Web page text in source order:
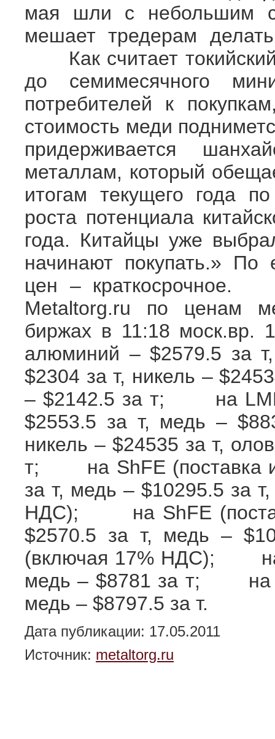
мая шли с небольшим
мешает тредерам
Как считает
до семимесячного
потребителей к
стоимость меди
придерживается
металлам, который
итогам текущего года
роста потенциала
года. Китайцы уже
начинают покупать.»
цен –
Metaltorg.ru по ценам
биржах в 11:18
алюминий – $2579.5 за
$2304 за т, никель –
– $2142.5 за т; на LME
$2553.5 за т, медь –
никель – $24535 за т,
т; на ShFE (поставка
за т, медь – $10295.5 за
НДС); на ShFE
$2570.5 за т, медь –
(включая 17% НДС); на
медь – $8781 за т; на
медь – $8797.5 за т.
Дата публикации: 17.05.2011
Источник: metaltorg.ru